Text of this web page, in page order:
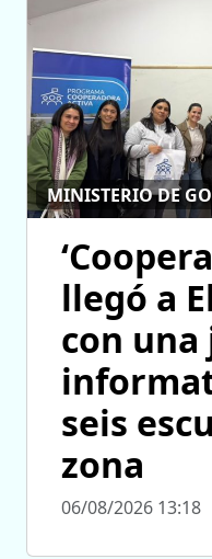
MINISTERIO DE
llegó a
con
seis
zona
06/08/2026 13:18